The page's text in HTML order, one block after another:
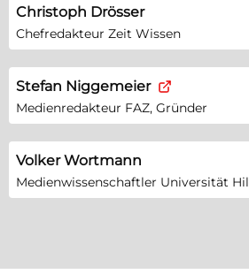
Christoph Drösser
Chefredakteur Zeit Wissen
Stefan Niggemeier
Medienredakteur FAZ, Gründer
Volker Wortmann
Medienwissenschaftler Universität